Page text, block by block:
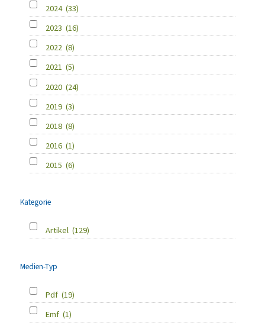
2024 (33)
2023 (16)
2022 (8)
2021 (5)
2020 (24)
2019 (3)
2018 (8)
2016 (1)
2015 (6)
Kategorie
Artikel (129)
Medien-Typ
Pdf (19)
Emf (1)